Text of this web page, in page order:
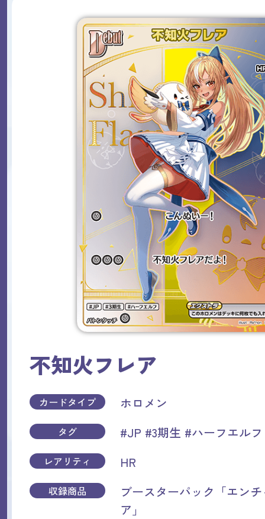
不知火フレア
カードタイプ ホロメン
タグ #JP #3期生 #ハーフエルフ
レアリティ HR
収録商品
ブースターパック「エン
ア」